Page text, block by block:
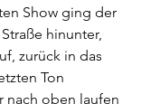
Show ging der
hinunter,
zurück in das
Ton
nach oben laufen